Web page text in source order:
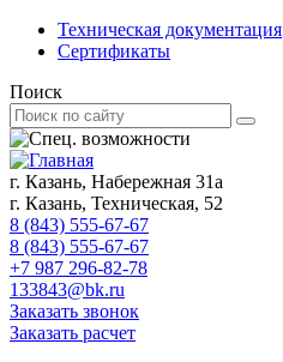
Техническая документация
Сертификаты
Поиск
г. Казань, Набережная 31а
г. Казань, Техническая, 52
8 (843) 555-67-67
8 (843) 555-67-67
+7 987 296-82-78
133843@bk.ru
Заказать звонок
Заказать расчет